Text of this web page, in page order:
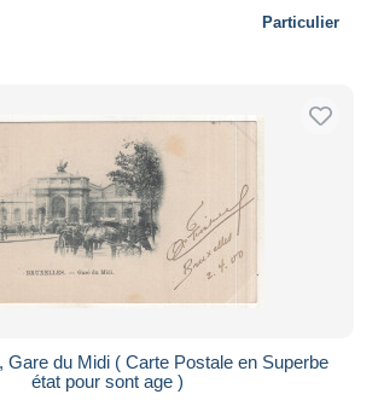
Toepassen
Particulier
Gare du Midi ( Carte Postale en Superbe
état pour sont age )